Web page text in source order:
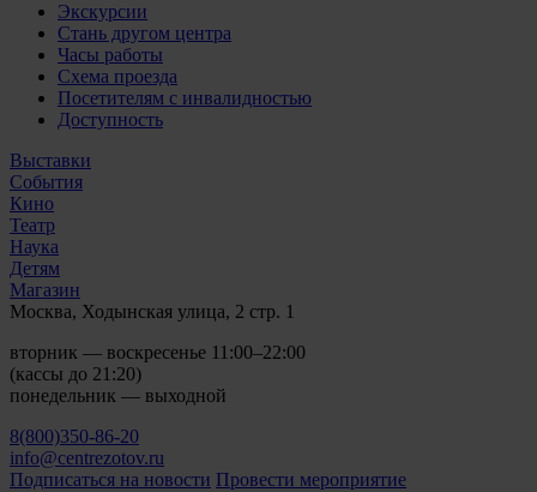
Экскурсии
Стань другом центра
Часы работы
Схема проезда
Посетителям с инвалидностью
Доступность
Выставки
События
Кино
Театр
Наука
Детям
Магазин
Москва, Ходынская улица, 2 стр. 1
вторник — воскресенье 11:00–22:00
(кассы до 21:20)
понедельник — выходной
8(800)350-86-20
info@centrezotov.ru
Подписаться на новости Провести мероприятие